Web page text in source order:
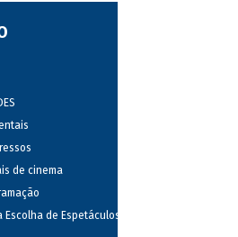
de cinema
Escolha de Espetáculos